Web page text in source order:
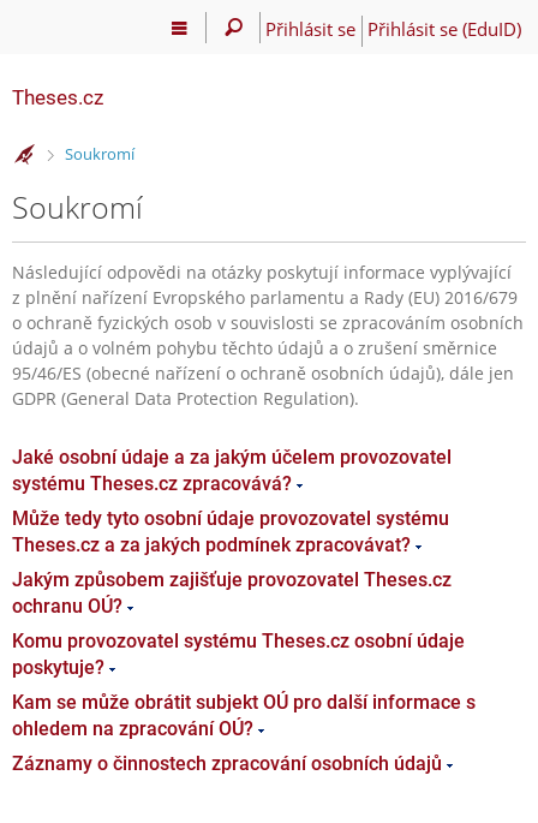
Přihlásit se Přihlásit se (EduID)
Theses.cz
>
Soukromí
Soukromí
Následující odpovědi na otázky poskytují informace vyplývající
z plnění nařízení Evropského parlamentu a Rady (EU) 2016/679
o ochraně fyzických osob v souvislosti se zpracováním osobních
údajů a o volném pohybu těchto údajů a o zrušení směrnice
95/46/ES (obecné nařízení o ochraně osobních údajů), dále jen
GDPR (General Data Protection Regulation).
Jaké osobní údaje a za jakým účelem provozovatel
systému Theses.cz zpracovává?
Může tedy tyto osobní údaje provozovatel systému
Theses.cz a za jakých podmínek zpracovávat?
Jakým způsobem zajišťuje provozovatel Theses.cz
ochranu OÚ?
Komu provozovatel systému Theses.cz osobní údaje
poskytuje?
Kam se může obrátit subjekt OÚ pro další informace s
ohledem na zpracování OÚ?
Záznamy o činnostech zpracování osobních údajů